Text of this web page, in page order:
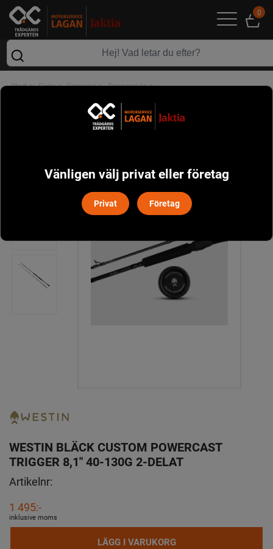
0
Start> Fiske> Fiskespö> Triggerspön>
WESTIN BLÄCK CUSTOM POWERCAST
TRIGGER 8,1" 40-130G 2-DELAT
Artikelnr:
1 495:-
inklusive moms
LÄGG I VARUKORG
Vänligen välj privat eller företag
Privat Företag